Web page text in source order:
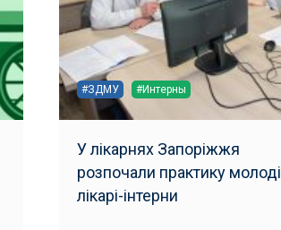
#ЗДМУ #Интерны
У лікарнях Запоріжжя
розпочали практику молоді
лікарі-інтерни